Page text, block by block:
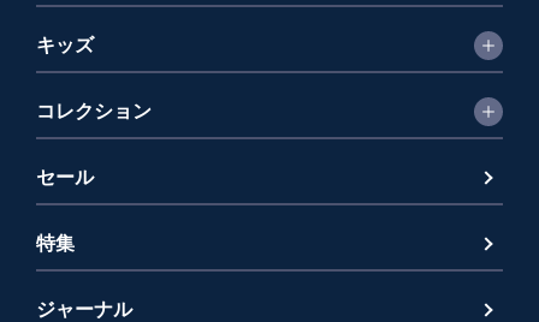
キッズ
コレクション
セール
特集
ジャーナル